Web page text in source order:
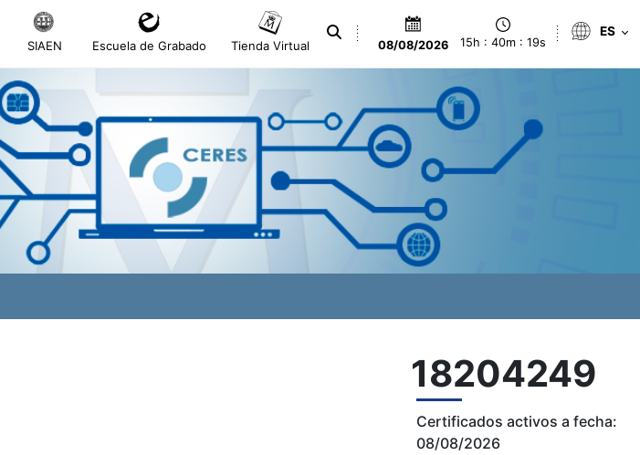
SIAEN Escuela de Grabado Tienda Virtual 08/08/2026 15h : 40m : 19s
ES
18204249
Certificados activos a fecha:
08/08/2026